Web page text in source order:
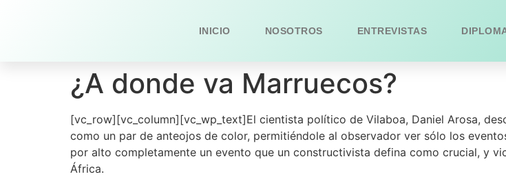
INICIO NOSOTROS ENTREVISTAS
¿A donde va Marruecos?
[vc_row][vc_column][vc_wp_text]El cientista político de Vilaboa, Daniel Arosa,
como un par de anteojos de color, permitiéndole al observador ver sólo los
por alto completamente un evento que un constructivista defina como crucial, y
África.